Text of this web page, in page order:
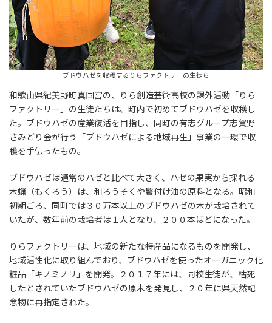
ブドウハゼを収穫するりらファクトリーの生徒ら
和歌山県紀美野町真国宮の、りら創造芸術高校の課外活動「りら
ファクトリー」の生徒たちは、町内で初めてブドウハゼを収穫し
た。ブドウハゼの産業復活を目指し、同町の有志グループ志賀野
さみどり会が行う「ブドウハゼによる地域再生」事業の一環で収
穫を手伝ったもの。
ブドウハゼは通常のハゼと比べて大きく、ハゼの果実から採れる
木蝋（もくろう）は、和ろうそくや鬢付け油の原料となる。昭和
初期ごろ、同町では３０万本以上のブドウハゼの木が栽培されて
いたが、数年前の栽培者は１人となり、２００本ほどになった。
りらファクトリーは、地域の新たな特産品になるものを開発し、
地域活性化に取り組んでおり、ブドウハゼを使ったオーガニック化
粧品「キノミノリ」を開発。２０１７年には、同校生徒が、枯死
したとされていたブドウハゼの原木を発見し、２０年に県天然記
念物に再指定された。